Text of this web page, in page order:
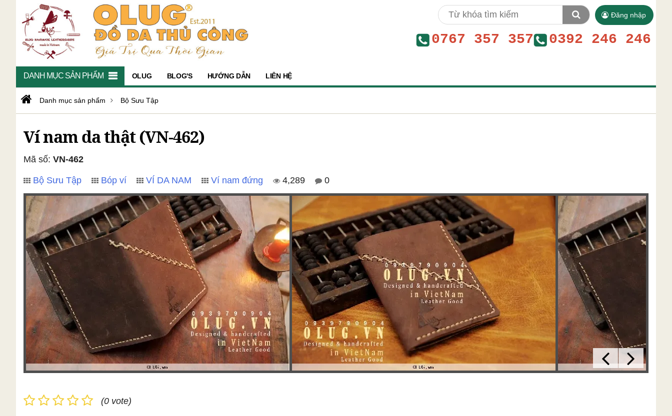
Đăng nhập
0767 357 357 0392 246 246
DANH MỤC SẢN PHẨM OLUG BLOG'S HƯỚNG DẪN LIÊN HỆ
Danh mục sản phẩm Bộ Sưu Tập
Ví nam da thật (VN-462)
Mã số: VN-462
Bộ Sưu Tập Bóp ví VÍ DA NAM Ví nam đứng 4,289 0
(0 vote)